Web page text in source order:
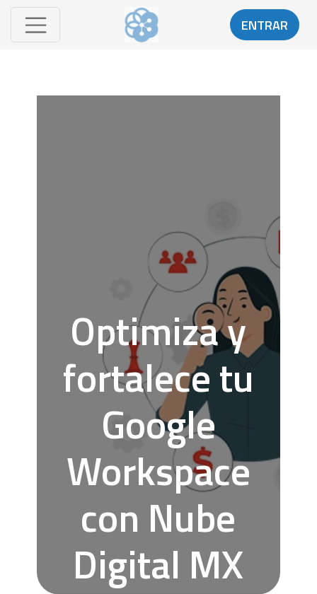
ENTRAR
Optimiza y
fortalece tu
Google
Workspace
con Nube
Digital MX